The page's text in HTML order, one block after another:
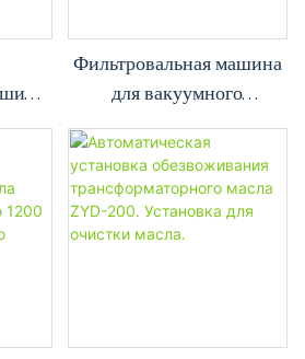
Фильтровальная машина
для вакуумного
трансформаторного масла
ZYD-100 (6000 л/ч)